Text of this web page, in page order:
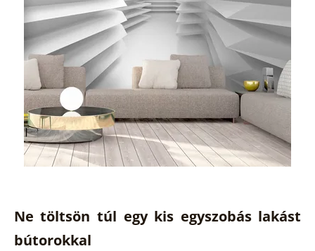
Ne töltsön túl egy kis egyszobás lakást
bútorokkal